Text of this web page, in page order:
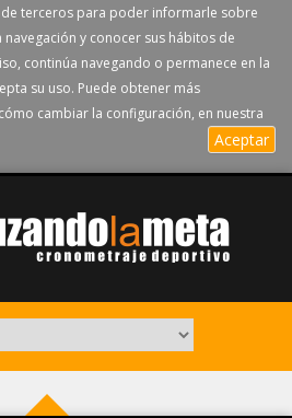
terceros para poder informarle sobre
y conocer sus hábitos de
continúa navegando o permanece en la
su uso. Puede obtener más
cambiar la configuración, en nuestra
Aceptar